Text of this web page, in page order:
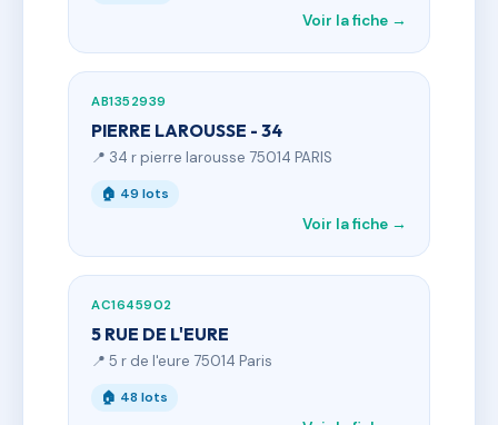
Voir la fiche →
AB1352939
PIERRE LAROUSSE - 34
📍 34 r pierre larousse 75014 PARIS
🏠 49 lots
Voir la fiche →
AC1645902
5 RUE DE L'EURE
📍 5 r de l'eure 75014 Paris
🏠 48 lots